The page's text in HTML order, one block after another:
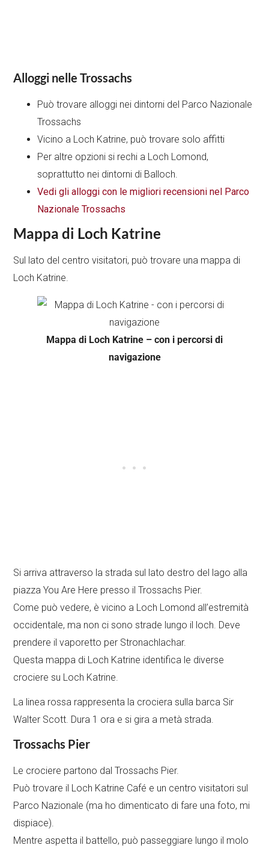
Alloggi nelle Trossachs
Può trovare alloggi nei dintorni del Parco Nazionale
Trossachs
Vicino a Loch Katrine, può trovare solo affitti
Per altre opzioni si rechi a Loch Lomond,
soprattutto nei dintorni di Balloch.
Vedi gli alloggi con le migliori recensioni nel Parco
Nazionale Trossachs
Mappa di Loch Katrine
Sul lato del centro visitatori, può trovare una mappa di
Loch Katrine.
Mappa di Loch Katrine – con i percorsi di
navigazione
Si arriva attraverso la strada sul lato destro del lago alla
piazza You Are Here presso il Trossachs Pier.
Come può vedere, è vicino a Loch Lomond all’estremità
occidentale, ma non ci sono strade lungo il loch. Deve
prendere il vaporetto per Stronachlachar.
Questa mappa di Loch Katrine identifica le diverse
crociere su Loch Katrine.
La linea rossa rappresenta la crociera sulla barca Sir
Walter Scott. Dura 1 ora e si gira a metà strada.
Trossachs Pier
Le crociere partono dal Trossachs Pier.
Può trovare il Loch Katrine Café e un centro visitatori sul
Parco Nazionale (ma ho dimenticato di fare una foto, mi
dispiace).
Mentre aspetta il battello, può passeggiare lungo il molo